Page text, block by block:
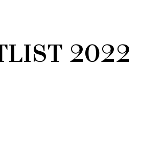
2022